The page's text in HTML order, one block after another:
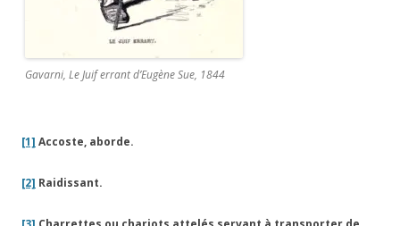
Gavarni, Le Juif errant d’Eugène Sue, 1844
[1] Accoste, aborde.
[2] Raidissant.